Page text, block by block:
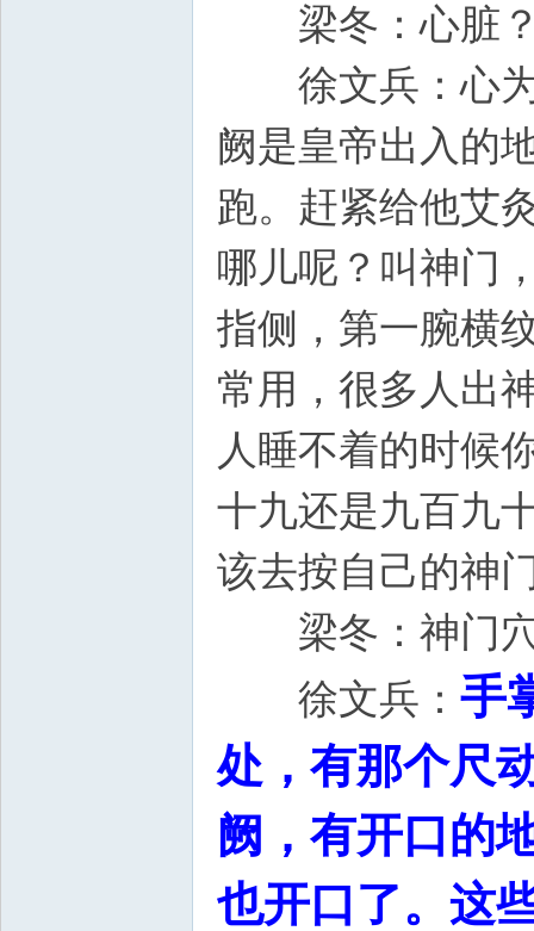
梁冬：心脏
徐文兵：心为
阙是皇帝出入的
跑。赶紧给他艾
哪儿呢？叫神门
指侧，第一腕横
常用，很多人出
人睡不着的时候
十九还是九百九
该去按自己的神
梁冬：神门穴
徐文兵： 手
处，有那个尺
阙，有开口的
也开口了。这